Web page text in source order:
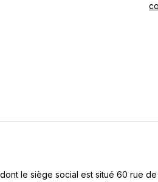
le siège social est situé 60 rue